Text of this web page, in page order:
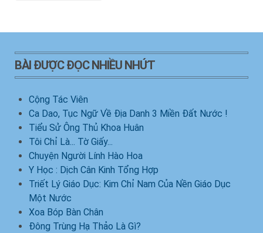
BÀI ĐƯỢC ĐỌC NHIỀU NHỨT
Cộng Tác Viên
Ca Dao, Tục Ngữ Về Địa Danh 3 Miền Đất Nước !
Tiểu Sử Ông Thủ Khoa Huân
Tôi Chỉ Là... Tờ Giấy...
Chuyện Người Lính Hào Hoa
Y Học : Dịch Cân Kinh Tổng Hợp
Triết Lý Giáo Dục: Kim Chỉ Nam Của Nền Giáo Dục
Một Nước
Xoa Bóp Bàn Chân
Đông Trùng Hạ Thảo Là Gì?